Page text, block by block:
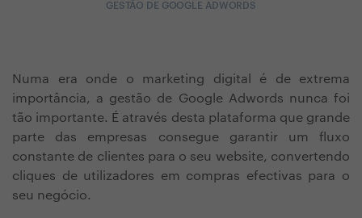
GESTÃO DE GOOGLE ADWORDS
Numa era onde o marketing digital é de extrema
importância, a gestão de Google Adwords nunca foi
tão importante. É através desta plataforma que grande
parte das empresas consegue garantir um fluxo
constante de clientes para o seu website, convertendo
cliques de utilizadores em compras efectivas para o
seu negócio.